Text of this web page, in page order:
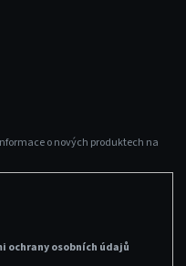
o nových produktech na
ochrany osobních údajů